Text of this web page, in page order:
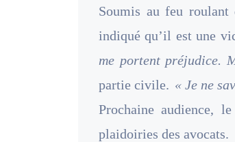
Soumis au feu roulant
indiqué qu’il est une
me portent préjudice.
partie civile. « Je ne
Prochaine audience,
plaidoiries des avocats.